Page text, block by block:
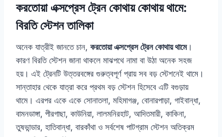
করতোয়া এক্সপ্রেস ট্রেন কোথায় কোথায় থামে:
বিরতি স্টেশন তালিকা
অনেক যাত্রীই জানতে চান, করতোয়া এক্সপ্রেস ট্রেন কোথায় থামে।
কারণ বিরতি স্টেশন জানা থাকলে মাঝপথে নামা বা উঠা অনেক সহজ
হয়। এই ট্রেনটি উত্তরবঙ্গের গুরুত্বপূর্ণ প্রায় সব বড় স্টেশনেই থামে।
সান্তাহার থেকে যাত্রা করে প্রথম বড় স্টেশন হিসেবে এটি বগুড়ায়
থামে। এরপর একে একে সোনাতলা, মহিমাগঞ্জ, বোনারপাড়া, গাইবান্ধা,
বামনডাঙ্গা, পীরগাছা, কাউনিয়া, লালমনিরহাট, আদিতমারী, কাকিনা,
তুষভান্ডার, হাতিবান্ধা, বারকাঁথা ও সর্বশেষ পাটগ্রাম স্টেশন অতিক্রম